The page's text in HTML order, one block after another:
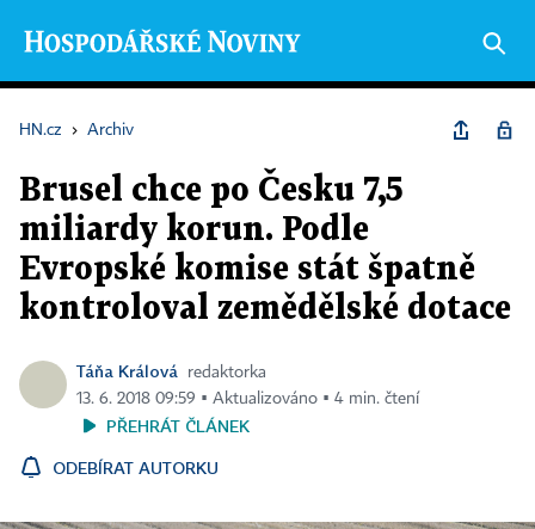
HN.cz › Archiv
Brusel chce po Česku 7,5
miliardy korun. Podle
Evropské komise stát špatně
kontroloval zemědělské dotace
Táňa Králová
redaktorka
13. 6. 2018 09:59 ▪ Aktualizováno ▪ 4 min. čtení
PŘEHRÁT ČLÁNEK
ODEBÍRAT AUTORKU